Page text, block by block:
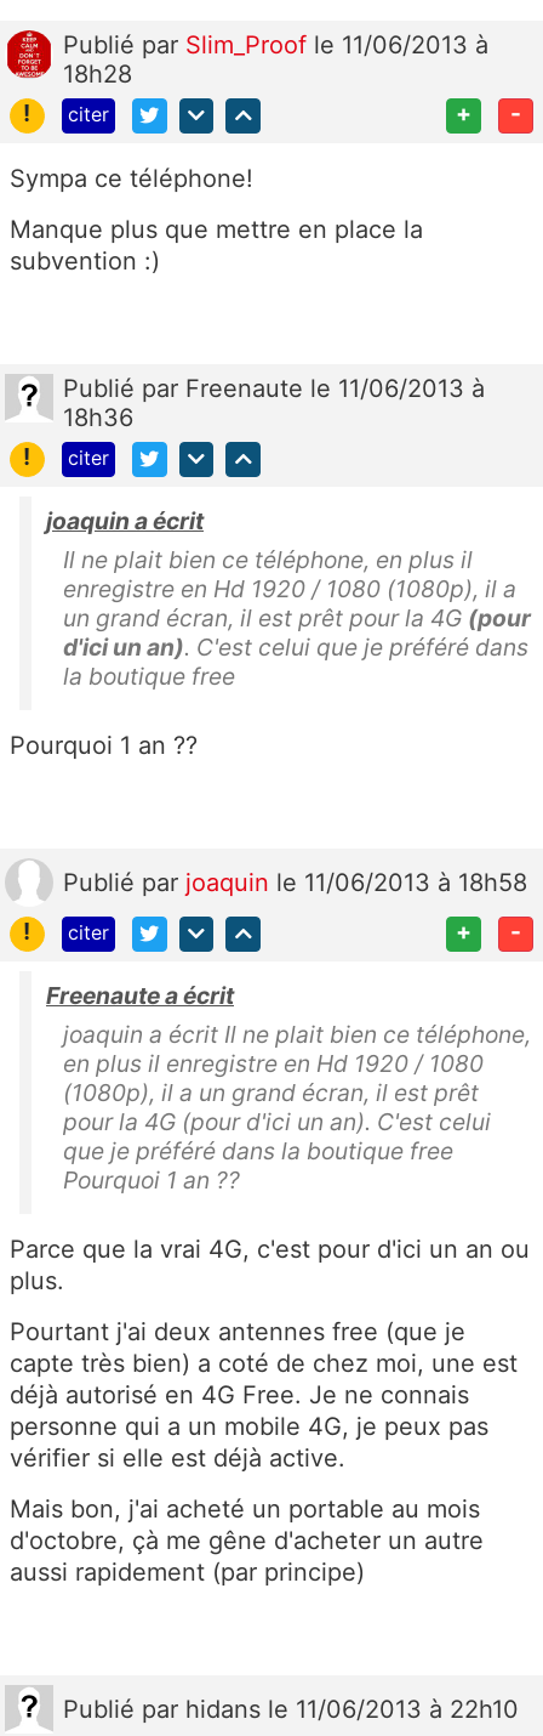
Publié par Slim_Proof le 11/06/2013 à
18h28
!
citer + -
Sympa ce téléphone!
Manque plus que mettre en place la
subvention :)
Publié par Freenaute le 11/06/2013 à
18h36
!
citer
joaquin a écrit
Il ne plait bien ce téléphone, en plus il
enregistre en Hd 1920 / 1080 (1080p), il a
un grand écran, il est prêt pour la 4G (pour
d'ici un an). C'est celui que je préféré dans
la boutique free
Pourquoi 1 an ??
Publié par joaquin le 11/06/2013 à 18h58
!
citer + -
Freenaute a écrit
joaquin a écrit Il ne plait bien ce téléphone,
en plus il enregistre en Hd 1920 / 1080
(1080p), il a un grand écran, il est prêt
pour la 4G (pour d'ici un an). C'est celui
que je préféré dans la boutique free
Pourquoi 1 an ??
Parce que la vrai 4G, c'est pour d'ici un an ou
plus.
Pourtant j'ai deux antennes free (que je
capte très bien) a coté de chez moi, une est
déjà autorisé en 4G Free. Je ne connais
personne qui a un mobile 4G, je peux pas
vérifier si elle est déjà active.
Mais bon, j'ai acheté un portable au mois
d'octobre, çà me gêne d'acheter un autre
aussi rapidement (par principe)
Publié par hidans le 11/06/2013 à 22h10